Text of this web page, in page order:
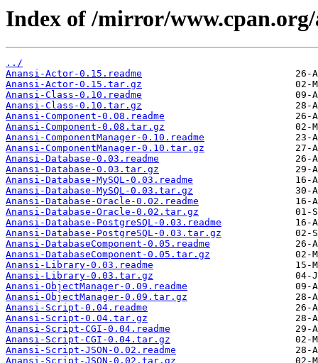
Index of /mirror/
../
Anansi-Actor-0.15.readme
Anansi-Actor-0.15.tar.gz
Anansi-Class-0.10.readme
Anansi-Class-0.10.tar.gz
Anansi-Component-0.08.readme
Anansi-Component-0.08.tar.gz
Anansi-ComponentManager-0.10.readme
Anansi-ComponentManager-0.10.tar.gz
Anansi-Database-0.03.readme
Anansi-Database-0.03.tar.gz
Anansi-Database-MySQL-0.03.readme
Anansi-Database-MySQL-0.03.tar.gz
Anansi-Database-Oracle-0.02.readme
Anansi-Database-Oracle-0.02.tar.gz
Anansi-Database-PostgreSQL-0.03.readme
Anansi-Database-PostgreSQL-0.03.tar.gz
Anansi-DatabaseComponent-0.05.readme
Anansi-DatabaseComponent-0.05.tar.gz
Anansi-Library-0.03.readme
Anansi-Library-0.03.tar.gz
Anansi-ObjectManager-0.09.readme
Anansi-ObjectManager-0.09.tar.gz
Anansi-Script-0.04.readme
Anansi-Script-0.04.tar.gz
Anansi-Script-CGI-0.04.readme
Anansi-Script-CGI-0.04.tar.gz
Anansi-Script-JSON-0.02.readme
Anansi-Script-JSON-0.02.tar.gz